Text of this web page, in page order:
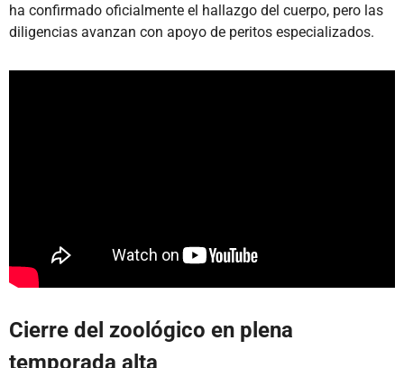
ha confirmado oficialmente el hallazgo del cuerpo, pero las
diligencias avanzan con apoyo de peritos especializados.
Cierre del zoológico en plena
temporada alta